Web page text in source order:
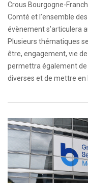
Crous Bourgogne-
Comté et l’ensemble
évènement s’articulera
Plusieurs thématiques
être, engagement, vie
permettra également
diverses et de mettre en